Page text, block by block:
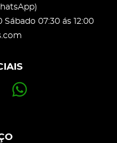
Sábado 07:30 ás 12:00